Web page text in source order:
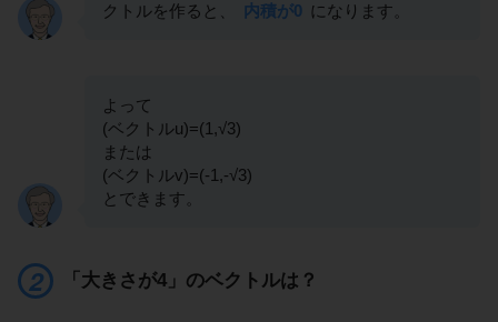
クトルを作ると、
内積が0 になります。
よって
(ベクトルu)=(1,√3)
または
(ベクトルv)=(-1,-√3)
とできます。
「大きさが4」のベクトルは？